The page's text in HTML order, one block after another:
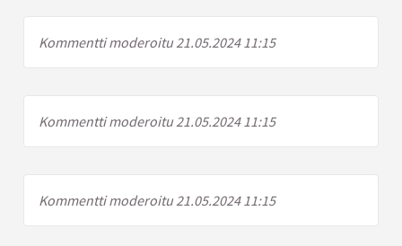
Kommentti moderoitu 21.05.2024 11:15
Kommentti moderoitu 21.05.2024 11:15
Kommentti moderoitu 21.05.2024 11:15